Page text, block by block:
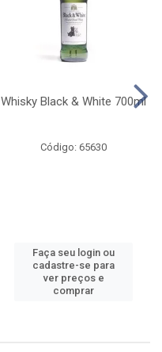
Whisky Black & White 700ml
Código: 65630
Faça seu login ou
cadastre-se para
ver preços e
comprar